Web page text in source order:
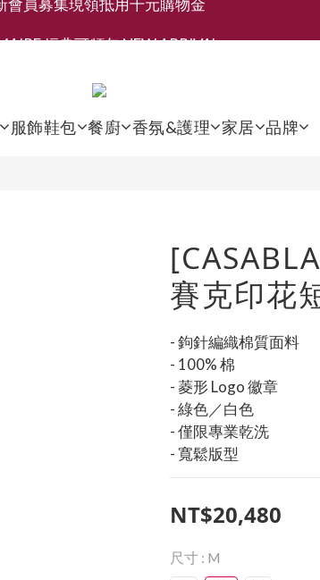
新會員募集現領抵用千元購物金
服飾鞋包 餐廚 香氛&護理 家居 品牌
賽克印花
- 鉤針編織棉質面料
- 100% 棉
- 菱形 Logo 徽章
- 綠色／白色
- 僅限專業乾洗
- 寬鬆版型
NT$20,480
尺寸 : M